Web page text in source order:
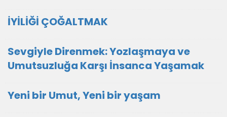
İYİLİĞİ ÇOĞALTMAK
Sevgiyle Direnmek: Yozlaşmaya ve
Umutsuzluğa Karşı İnsanca Yaşamak
Yeni bir Umut, Yeni bir yaşam